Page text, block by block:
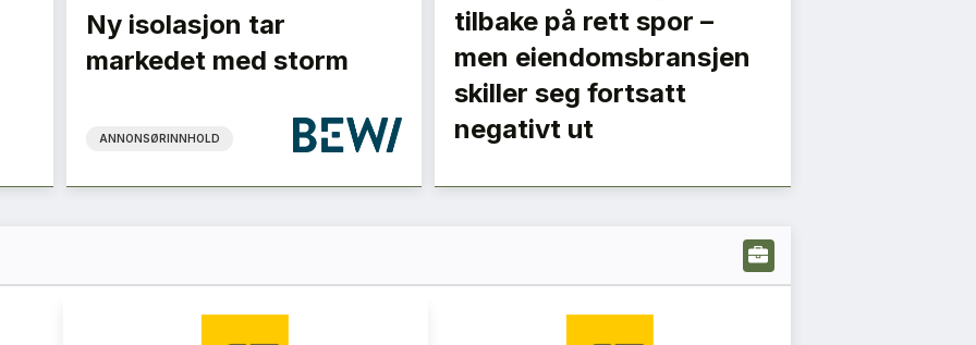
Ny isolasjon tar
markedet med storm
ANNONSØRINNHOLD
tilbake på rett spor –
men eiendomsbransjen
skiller seg fortsatt
negativt ut